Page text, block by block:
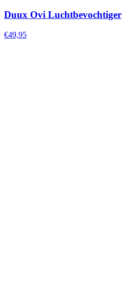
Duux Ovi Luchtbevochtiger
€49,95